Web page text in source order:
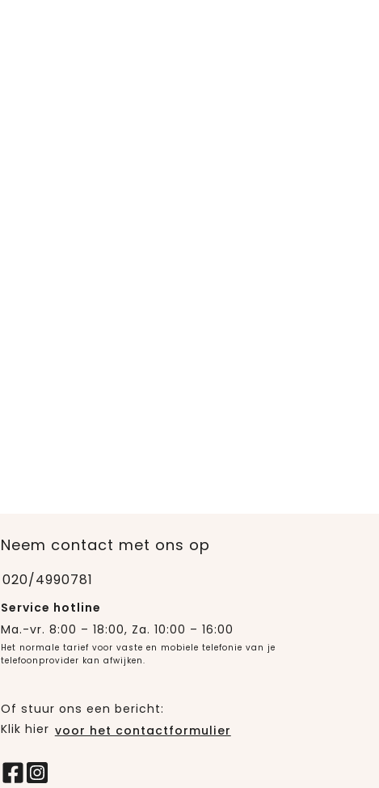
Neem contact met ons op
020/4990781
Service hotline
Ma.-vr. 8:00 – 18:00, Za. 10:00 – 16:00
Het normale tarief voor vaste en mobiele telefonie van je
telefoonprovider kan afwijken.
Of stuur ons een bericht:
Klik hier voor het contactformulier